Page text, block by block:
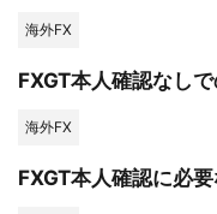
海外FX
FXGT本人確認なし
海外FX
FXGT本人確認に必